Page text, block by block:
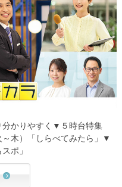
分かりやすく▼５時台特集
～木）「しらべてみたら」▼
ポ」